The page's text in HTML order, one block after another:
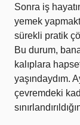
Sonra iş
yemek
sürekli pratik
Bu durum,
kalıplara
yaşındaydım.
çevremdeki